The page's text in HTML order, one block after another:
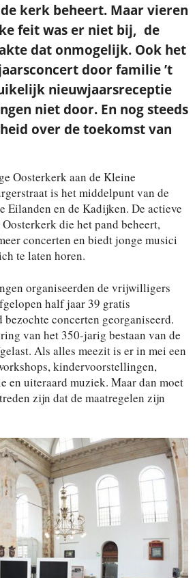
kerk beheert. Maar vieren
feit was er niet bij, de
dat onmogelijk. Ook het
door familie ’t
nieuwjaarsreceptie
niet door. En nog steeds
over de toekomst van
Oosterkerk aan de Kleine
is het middelpunt van de
Eilanden en de Kadijken. De actieve
die het pand beheert,
concerten en biedt jonge musici
te laten horen.
organiseerden de vrijwilligers
half jaar 39 gratis
concerten georganiseerd.
van het 350-jarig bestaan van de
Als alles meezit is er in mei een
kindervoorstellingen,
en uiteraard muziek. Maar dan moet
zijn dat de maatregelen zijn